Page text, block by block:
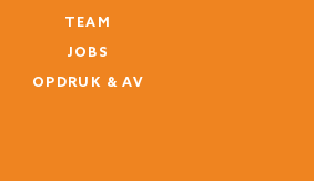
with good kitchen and acces
TEAM
JOBS
OPDRUK & AV